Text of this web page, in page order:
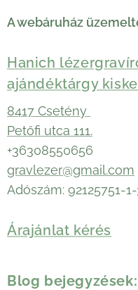
A webáruház
Hanich
ajándéktárgy
8417 Csetény
Petőfi utca 111.
+36308550656
gravlezer@gmail.com
Adószám: 92125751-
Árajánlat kérés
Blog bejegyzések: